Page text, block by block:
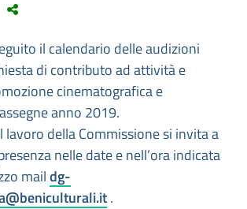
il calendario delle audizioni
di contributo ad attività e
cinematografica e
anno 2019.
lavoro della Commissione si invita a
nelle date e nell’ora indicata
maildg-
.